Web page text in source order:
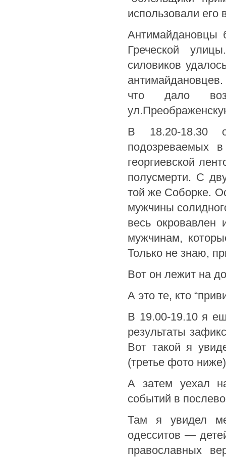
использовали его
Антимайдановцы
Греческой
силовиков
что дало
В 18.20-18.30
подозреваемых
георгиевской
полусмерти. С
той же Соборке.
мужчины
весь
мужчинам,
Только не знаю,
Вот он лежит на
А это те, кто
В 19.00-19.10 я
результаты
Вот такой я
(третье фото ниже)
А затем уехал
событий в
Там я увидел
одесситов —
православных